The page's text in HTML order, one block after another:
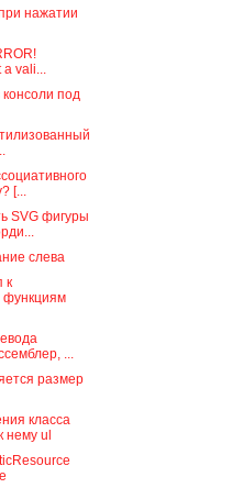
нажатии
vali...
консоли под
[...
SVG фигуры
слева
к
...
размер
класса
нему ul